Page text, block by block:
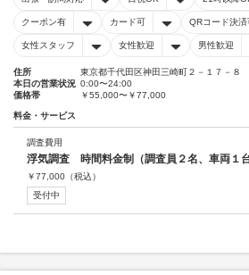
クーポン有 カード可 QRコード決済
女性スタッフ 女性歓迎 男性歓迎
住所
東京都千代田区神田三崎町２－１７－８
本日の営業状況 0:00〜24:00
価格帯
￥55,000〜￥77,000
料金・サービス
調査費用
浮気調査 時間料金制（調査員２名、車両１台
￥77,000 （税込）
受付中